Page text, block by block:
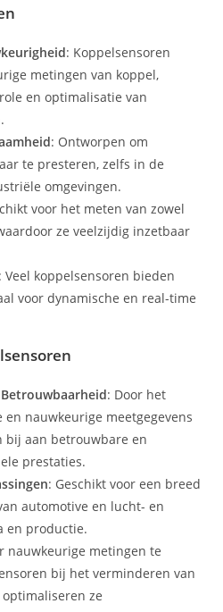
: Koppelsensoren
metingen van koppel,
en optimalisatie van
: Ontworpen om
te presteren, zelfs in de
omgevingen.
voor het meten van zowel
ze veelzijdig inzetbaar
: Veel koppelsensoren bieden
voor dynamische en real-time
: Door het
nauwkeurige meetgegevens
bij aan betrouwbare en
prestaties.
: Geschikt voor een breed
automotive en lucht- en
en productie.
nauwkeurige metingen te
bij het verminderen van
ze